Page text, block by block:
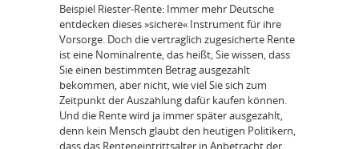
Beispiel Riester-Rente: Immer mehr Deutsche
entdecken dieses »sichere« Instrument für ihre
Vorsorge. Doch die vertraglich zugesicherte Rente
ist eine Nominalrente, das heißt, Sie wissen, dass
Sie einen bestimmten Betrag ausgezahlt
bekommen, aber nicht, wie viel Sie sich zum
Zeitpunkt der Auszahlung dafür kaufen können.
Und die Rente wird ja immer später ausgezahlt,
denn kein Mensch glaubt den heutigen Politikern,
dass das Renteneintrittsalter in Anbetracht der